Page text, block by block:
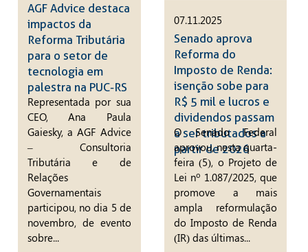
AGF Advice destaca
impactos da
Reforma Tributária
para o setor de
tecnologia em
palestra na PUC-RS
Representada por sua
CEO, Ana Paula
Gaiesky, a AGF Advice
– Consultoria
Tributária e de
Relações
Governamentais
participou, no dia 5 de
novembro, de evento
sobre...
07.11.2025
Senado aprova
Reforma do
Imposto de Renda:
isenção sobe para
R$ 5 mil e lucros e
dividendos passam
a ser tributados a
partir de 2026
O Senado Federal
aprovou, nesta quarta-
feira (5), o Projeto de
Lei nº 1.087/2025, que
promove a mais
ampla reformulação
do Imposto de Renda
(IR) das últimas...